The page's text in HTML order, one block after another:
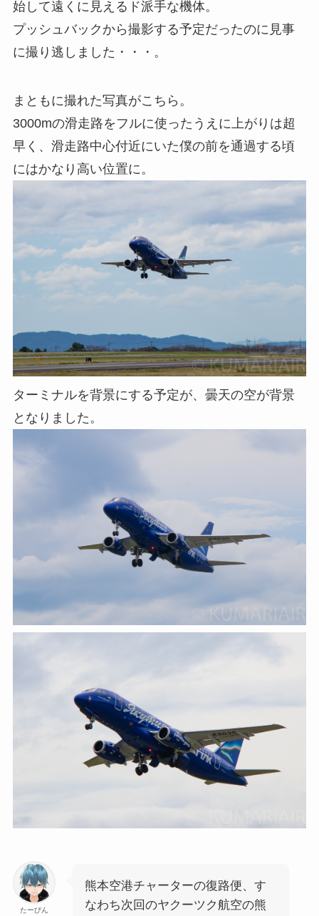
始して遠くに見えるド派手な機体。
プッシュバックから撮影する予定だったのに見事
に撮り逃しました・・・。
まともに撮れた写真がこちら。
3000mの滑走路をフルに使ったうえに上がりは超
早く、滑走路中心付近にいた僕の前を通過する頃
にはかなり高い位置に。
ターミナルを背景にする予定が、曇天の空が背景
となりました。
たーびん
熊本空港チャーターの復路便、す
なわち次回のヤクーツク航空の熊